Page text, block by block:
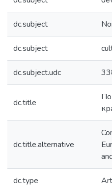
dc.subject
dc.subject
dc.subject.udc
dc.title
dc.title.alternative
dc.type